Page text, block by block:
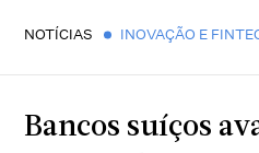
NOTÍCIAS INOVAÇÃO E
Bancos suíços